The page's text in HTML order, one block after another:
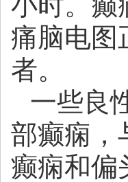
痛脑电图
者。
一些良
部癫痫，
癫痫和偏